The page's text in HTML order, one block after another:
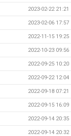
2023-02-22 21:21
2023-02-06 17:57
2022-11-15 19:25
2022-10-23 09:56
2022-09-25 10:20
2022-09-22 12:04
2022-09-18 07:21
2022-09-15 16:09
2022-09-14 20:35
2022-09-14 20:32